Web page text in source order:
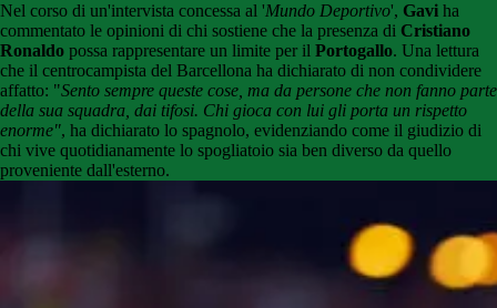
Nel corso di un'intervista concessa al 'Mundo Deportivo', Gavi ha
commentato le opinioni di chi sostiene che la presenza di Cristiano
Ronaldo possa rappresentare un limite per il Portogallo. Una lettura
che il centrocampista del Barcellona ha dichiarato di non condividere
affatto: "Sento sempre queste cose, ma da persone che non fanno parte
della sua squadra, dai tifosi. Chi gioca con lui gli porta un rispetto
enorme", ha dichiarato lo spagnolo, evidenziando come il giudizio di
chi vive quotidianamente lo spogliatoio sia ben diverso da quello
proveniente dall'esterno.